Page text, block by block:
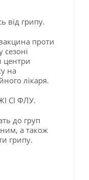
від грипу.
проти
центри
на
лікаря.
СІ ФЛУ.
до груп
а також
грипу.